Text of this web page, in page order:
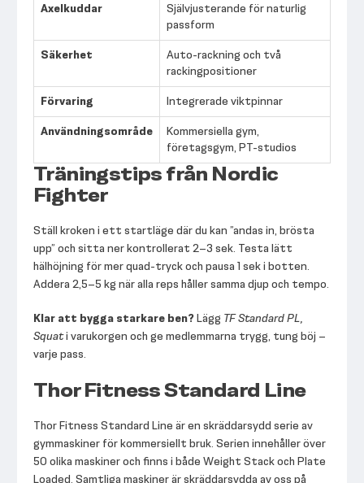
Axelkuddar
Självjusterande för naturlig
passform
Säkerhet
Auto-rackning och två
rackingpositioner
Förvaring
Integrerade viktpinnar
Användningsområde
Kommersiella gym,
företagsgym, PT-studios
Träningstips från Nordic
Fighter
Ställ kroken i ett startläge där du kan ”andas in, brösta
upp” och sitta ner kontrollerat 2–3 sek. Testa lätt
hälhöjning för mer quad-tryck och pausa 1 sek i botten.
Addera 2,5–5 kg när alla reps håller samma djup och tempo.
Klar att bygga starkare ben?Lägg TF Standard PL,
Squati varukorgen och ge medlemmarna trygg, tung böj –
varje pass.
Thor Fitness Standard Line
Thor Fitness Standard Line är en skräddarsydd serie av
gymmaskiner för kommersiellt bruk. Serien innehåller över
50 olika maskiner och finns i både Weight Stack och Plate
Loaded. Samtliga maskiner är skräddarsydda av oss på